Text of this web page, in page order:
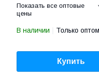
Показать все оптовые
цены
В наличии Только оптом
Купить